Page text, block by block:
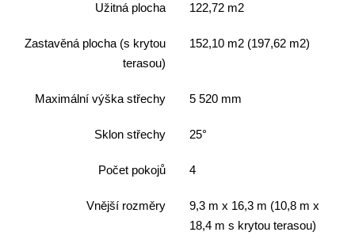
Užitná plocha 122,72 m2
Zastavěná plocha (s krytou
terasou)
152,10 m2 (197,62 m2)
Maximální výška střechy 5 520 mm
Sklon střechy 25°
Počet pokojů 4
Vnější rozměry
9,3 m x 16,3 m (10,8 m x
18,4 m s krytou terasou)